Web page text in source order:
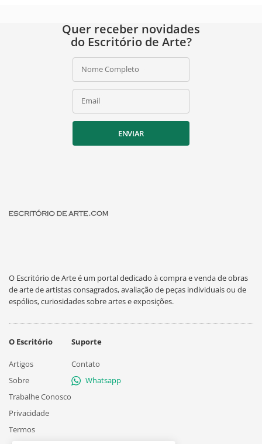
Quer receber novidades
do Escritório de Arte?
Nome Completo
Email
ENVIAR
O Escritório de Arte é um portal dedicado à compra e venda de obras
de arte de artistas consagrados, avaliação de peças individuais ou de
espólios, curiosidades sobre artes e exposições.
O Escritório
Artigos
Sobre
Trabalhe Conosco
Privacidade
Termos
Suporte
Contato
Whatsapp